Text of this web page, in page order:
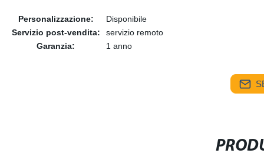
Personalizzazione:
Disponibile
Servizio post-vendita:
servizio remoto
Garanzia:
1 anno